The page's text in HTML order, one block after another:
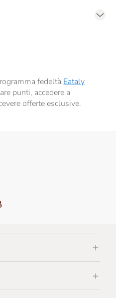
in caso di consenso prestato ai
fedeltà Eataly
punti, accedere a
offerte esclusive.